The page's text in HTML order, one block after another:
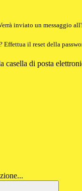
inviato un messaggio
Effettua il reset della
casella di posta